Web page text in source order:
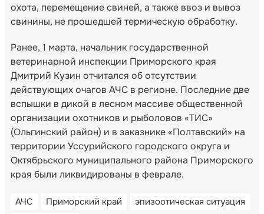
охота, перемещение свиней, а также ввоз и вывоз
свинины, не прошедшей термическую обработку.
Ранее, 1 марта, начальник государственной
ветеринарной инспекции Приморского края
Дмитрий Кузин отчитался об отсутствии
действующих очагов АЧС в регионе. Последние две
вспышки в дикой в лесном массиве общественной
организации охотников и рыболовов «ТИС»
(Ольгинский район) и в заказнике «Полтавский» на
территории Уссурийского городского округа и
Октябрьского муниципального района Приморского
края были ликвидированы в феврале.
АЧС Приморский край
эпизоотическая ситуация